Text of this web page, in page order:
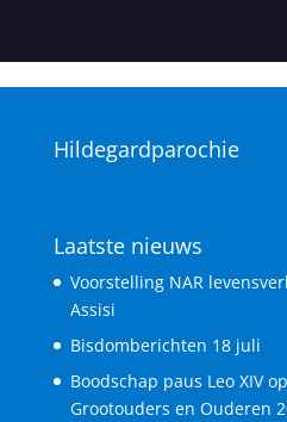
Hildegardparochie
Laatste nieuws
Voorstelling NAR
Assisi
Bisdomberichten 18 juli
Boodschap paus Leo XIV
Grootouders en Ouderen